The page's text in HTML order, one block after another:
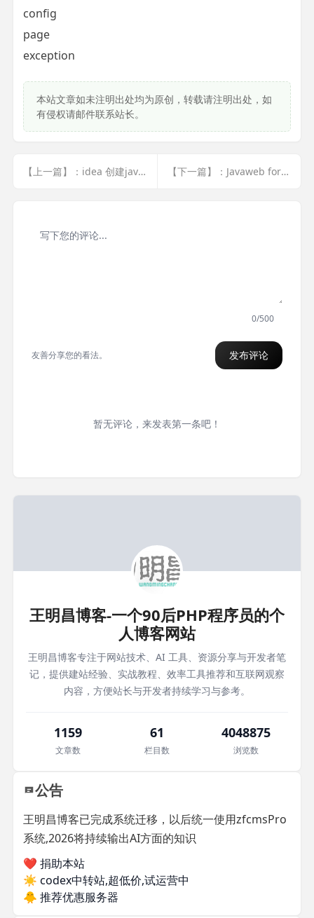
config
page
exception
本站文章如未注明出处均为原创，转载请注明出处，如
有侵权请邮件联系站长。
【上一篇】：idea 创建javaweb网站初体验(1) 【下一篇】：Javaweb form提交数据
0/500
友善分享您的看法。 发布评论
暂无评论，来发表第一条吧！
王明昌博客-一个90后PHP程序员的个
人博客网站
王明昌博客专注于网站技术、AI 工具、资源分享与开发者笔
记，提供建站经验、实战教程、效率工具推荐和互联网观察
内容，方便站长与开发者持续学习与参考。
1159
文章数
61
栏目数
4048875
浏览数
公告
王明昌博客已完成系统迁移，以后统一使用zfcmsPro
系统,2026将持续输出AI方面的知识
❤️ 捐助本站
☀️ codex中转站,超低价,试运营中
🐥 推荐优惠服务器